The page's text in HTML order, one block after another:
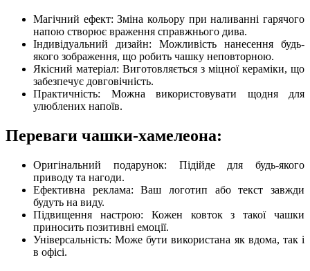
Магічний ефект: Зміна кольору при наливанні гарячого
напою створює враження справжнього дива.
Індивідуальний дизайн: Можливість нанесення будь-
якого зображення, що робить чашку неповторною.
Якісний матеріал: Виготовляється з міцної кераміки, що
забезпечує довговічність.
Практичність: Можна використовувати щодня для
улюблених напоїв.
Переваги чашки-хамелеона:
Оригінальний подарунок: Підійде для будь-якого
приводу та нагоди.
Ефективна реклама: Ваш логотип або текст завжди
будуть на виду.
Підвищення настрою: Кожен ковток з такої чашки
приносить позитивні емоції.
Універсальність: Може бути використана як вдома, так і
в офісі.